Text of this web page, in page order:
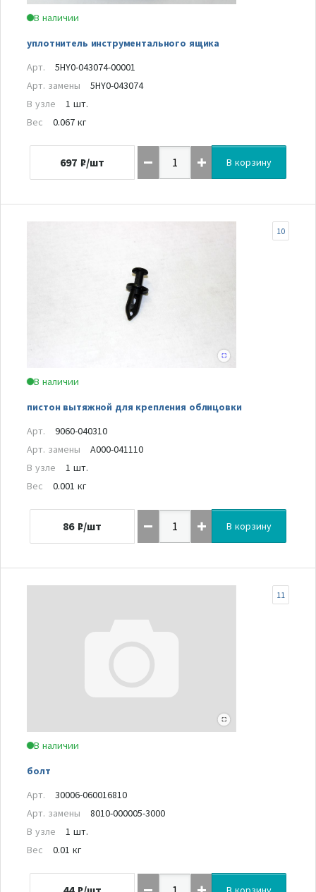
В наличии
уплотнитель инструментального ящика
Арт.
5HY0-043074-00001
Арт. замены
5HY0-043074
В узле
1 шт.
Вес
0.067 кг
697 ₽/шт В корзину
В наличии
пистон вытяжной для крепления облицовки
10
Арт.
9060-040310
Арт. замены
A000-041110
В узле
1 шт.
Вес
0.001 кг
86 ₽/шт В корзину
В наличии
болт
11
Арт.
30006-060016810
Арт. замены
8010-000005-3000
В узле
1 шт.
Вес
0.01 кг